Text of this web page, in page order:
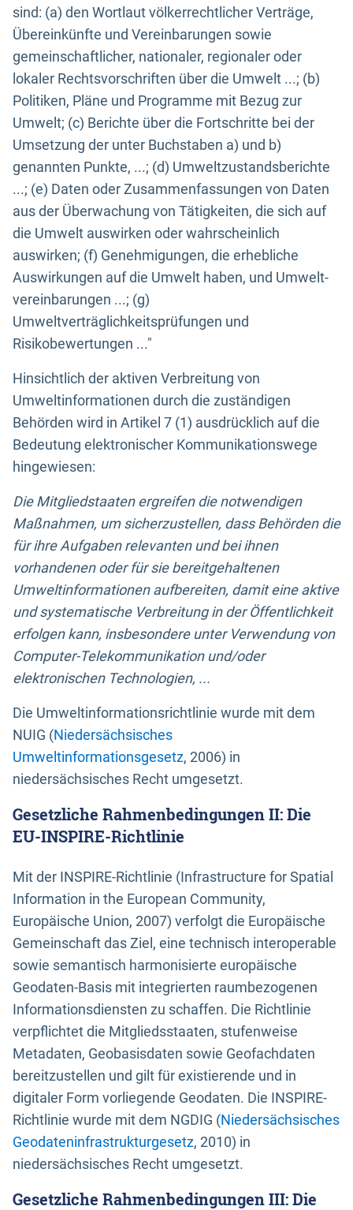
sind: (a) den Wortlaut völkerrechtlicher Verträge,
Übereinkünfte und Vereinbarungen sowie
gemeinschaftlicher, nationaler, regionaler oder
lokaler Rechtsvorschriften über die Umwelt ...; (b)
Politiken, Pläne und Programme mit Bezug zur
Umwelt; (c) Berichte über die Fortschritte bei der
Umsetzung der unter Buchstaben a) und b)
genannten Punkte, ...; (d) Umweltzustandsberichte
...; (e) Daten oder Zusammenfassungen von Daten
aus der Überwachung von Tätigkeiten, die sich auf
die Umwelt auswirken oder wahrscheinlich
auswirken; (f) Genehmigungen, die erhebliche
Auswirkungen auf die Umwelt haben, und Umwelt-
vereinbarungen ...; (g)
Umweltverträglichkeitsprüfungen und
Risikobewertungen ..."
Hinsichtlich der aktiven Verbreitung von
Umweltinformationen durch die zuständigen
Behörden wird in Artikel 7 (1) ausdrücklich auf die
Bedeutung elektronischer Kommunikationswege
hingewiesen:
Die Mitgliedstaaten ergreifen die notwendigen
Maßnahmen, um sicherzustellen, dass Behörden die
für ihre Aufgaben relevanten und bei ihnen
vorhandenen oder für sie bereitgehaltenen
Umweltinformationen aufbereiten, damit eine aktive
und systematische Verbreitung in der Öffentlichkeit
erfolgen kann, insbesondere unter Verwendung von
Computer-Telekommunikation und/oder
elektronischen Technologien, ...
Die Umweltinformationsrichtlinie wurde mit dem
NUIG (Niedersächsisches
Umweltinformationsgesetz, 2006) in
niedersächsisches Recht umgesetzt.
Gesetzliche Rahmenbedingungen II: Die
EU-INSPIRE-Richtlinie
Mit der INSPIRE-Richtlinie (Infrastructure for Spatial
Information in the European Community,
Europäische Union, 2007) verfolgt die Europäische
Gemeinschaft das Ziel, eine technisch interoperable
sowie semantisch harmonisierte europäische
Geodaten-Basis mit integrierten raumbezogenen
Informationsdiensten zu schaffen. Die Richtlinie
verpflichtet die Mitgliedsstaaten, stufenweise
Metadaten, Geobasisdaten sowie Geofachdaten
bereitzustellen und gilt für existierende und in
digitaler Form vorliegende Geodaten. Die INSPIRE-
Richtlinie wurde mit dem NGDIG (Niedersächsisches
Geodateninfrastrukturgesetz, 2010) in
niedersächsisches Recht umgesetzt.
Gesetzliche Rahmenbedingungen III: Die